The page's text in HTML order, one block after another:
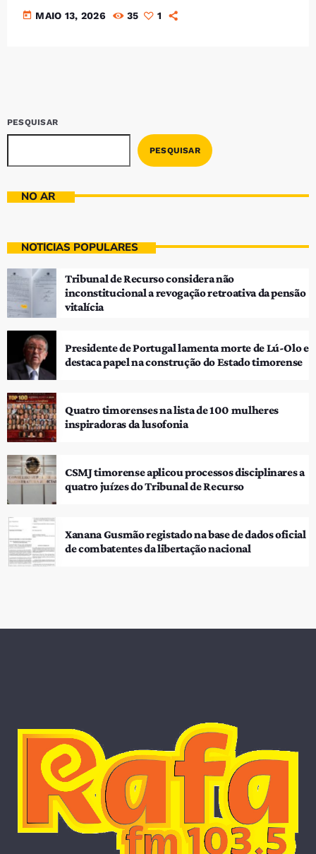
today MAIO 13, 2026 35 1
PESQUISAR
PESQUISAR
NO AR
NOTÍCIAS POPULARES
Tribunal de Recurso considera não
inconstitucional a revogação retroativa da pensão
vitalícia
Presidente de Portugal lamenta morte de Lú-Olo e
destaca papel na construção do Estado timorense
Quatro timorenses na lista de 100 mulheres
inspiradoras da lusofonia
CSMJ timorense aplicou processos disciplinares a
quatro juízes do Tribunal de Recurso
Xanana Gusmão registado na base de dados oficial
de combatentes da libertação nacional